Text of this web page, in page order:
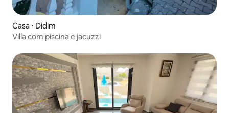
Casa ⋅ Didim
Villa com piscina e jacuzzi